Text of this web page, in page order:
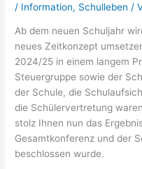
/ Information, Schulleben /
Ab dem neuen Schuljahr
neues Zeitkonzept
2024/25 in einem langem
Steuergruppe sowie der
der Schule, die
die Schülervertretung
stolz Ihnen nun das
Gesamtkonferenz und der
beschlossen wurde.